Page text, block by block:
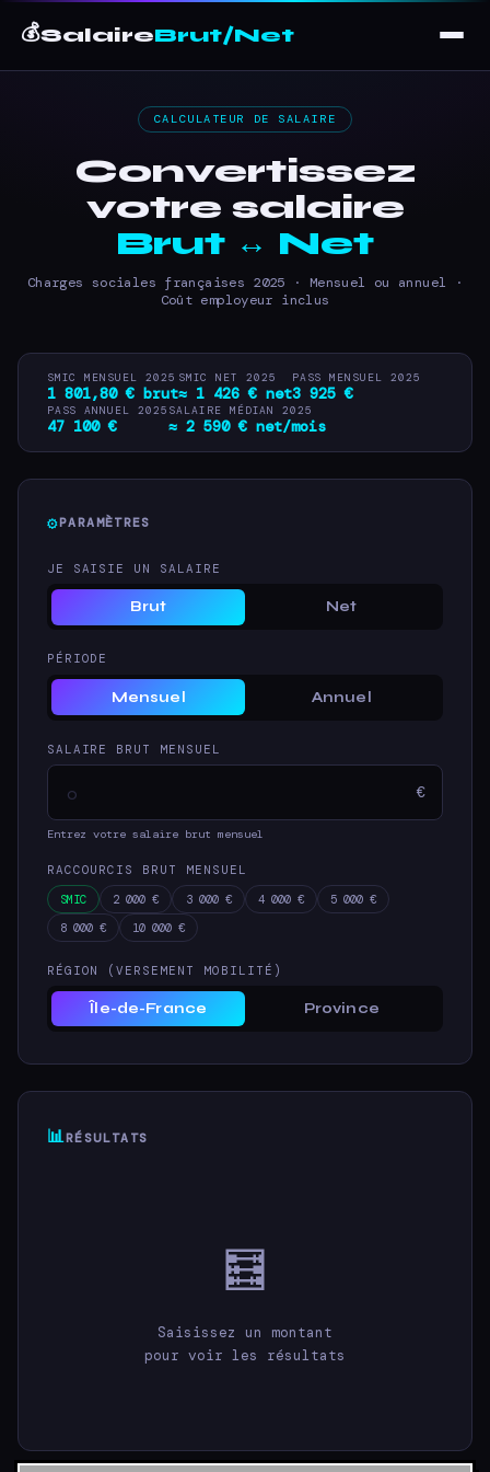
💰SalaireBrut/Net
CALCULATEUR DE SALAIRE
Convertissez
votre salaire
Brut ↔ Net
Charges sociales françaises 2025 · Mensuel ou annuel ·
Coût employeur inclus
SMIC MENSUEL 2025
1 801,80 € brut
SMIC NET 2025
≈ 1 426 € net
PASS MENSUEL 2025
3 925 €
PASS ANNUEL 2025
47 100 €
SALAIRE MÉDIAN 2025
≈ 2 590 € net/mois
⚙PARAMÈTRES
JE SAISIE UN SALAIRE
Brut Net
PÉRIODE
Mensuel Annuel
SALAIRE BRUT MENSUEL
€
Entrez votre salaire brut mensuel
RACCOURCIS BRUT MENSUEL
SMIC
2 000 € 3 000 € 4 000 €
5 000 €
8 000 €
10 000 €
RÉGION (VERSEMENT MOBILITÉ)
Île-de-France Province
📊RÉSULTATS
🧮
Saisissez un montant
pour voir les résultats